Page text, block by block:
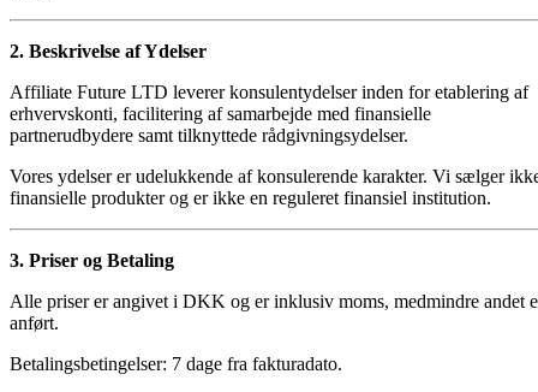
2. Beskrivelse af Ydelser
Affiliate Future LTD leverer konsulentydelser inden for etablering af
erhvervskonti, facilitering af samarbejde med finansielle
partnerudbydere samt tilknyttede rådgivningsydelser.
Vores ydelser er udelukkende af konsulerende karakter. Vi sælger
finansielle produkter og er ikke en reguleret finansiel institution.
3. Priser og Betaling
Alle priser er angivet i DKK og er inklusiv moms, medmindre andet
anført.
Betalingsbetingelser: 7 dage fra fakturadato.